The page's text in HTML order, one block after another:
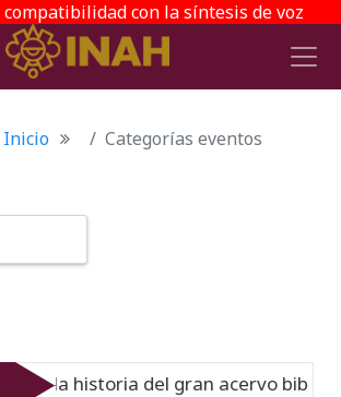
compatibilidad con la síntesis de voz
Inicio Categorías eventos
la historia del gran acervo